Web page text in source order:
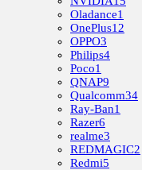
Oladance1
OnePlus12
OPPO3
Philips4
Poco1
QNAP9
Qualcomm34
Ray-Ban1
Razer6
realme3
REDMAGIC2
Redmi5